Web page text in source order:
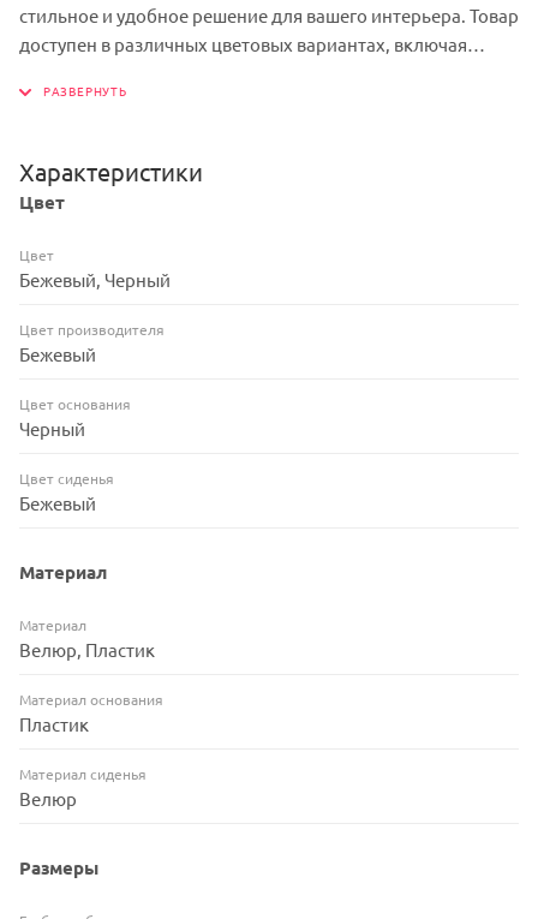
стильное и удобное решение для вашего интерьера. Товар
доступен в различных цветовых вариантах, включая
под ваш стиль и предпочтения. Мягкость сиденья
пластик, обеспечивает прочность и долговечность
конструкции, при этом сохраняя легкость и изящество
дизайна.
Характеристики
Цвет
Цвет
Бежевый, Черный
Цвет производителя
Бежевый
Цвет основания
Черный
Цвет сиденья
Бежевый
Материал
Материал
Велюр, Пластик
Материал основания
Пластик
Материал сиденья
Велюр
Размеры